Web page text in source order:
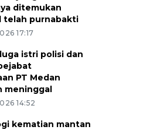
ditemukan
telah purnabakti
17:17
istri polisi dan
PT Medan
meninggal
14:52
kematian mantan